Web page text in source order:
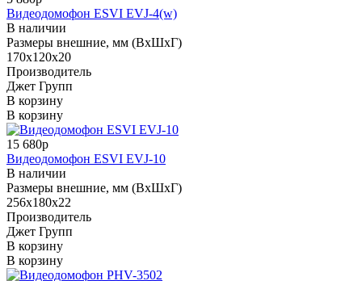
Видеодомофон ESVI EVJ-4(w)
В наличии
Размеры внешние, мм (ВхШхГ)
170х120х20
Производитель
Джет Групп
В корзину
В корзину
15 680р
Видеодомофон ESVI EVJ-10
В наличии
Размеры внешние, мм (ВхШхГ)
256х180х22
Производитель
Джет Групп
В корзину
В корзину